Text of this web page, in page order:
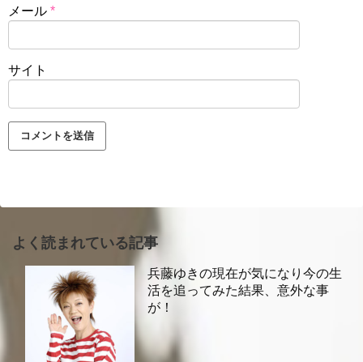
メール *
サイト
よく読まれている記事
兵藤ゆきの現在が気になり今の生
活を追ってみた結果、意外な事
が！